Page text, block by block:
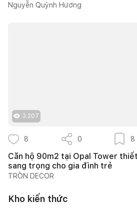
Nguyễn Quỳnh Hương
3.207
8 0 8
Căn hộ 90m2 tại Opal Tower
sang trọng cho gia đình trẻ
TRÒN DECOR
Kho kiến thức